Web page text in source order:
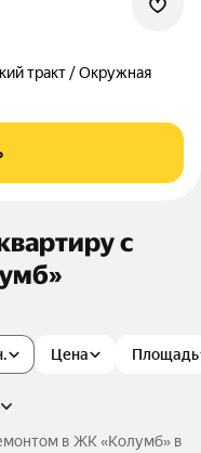
тракт / Окружная
с
Цена Площадь
в ЖК «Колумб» в